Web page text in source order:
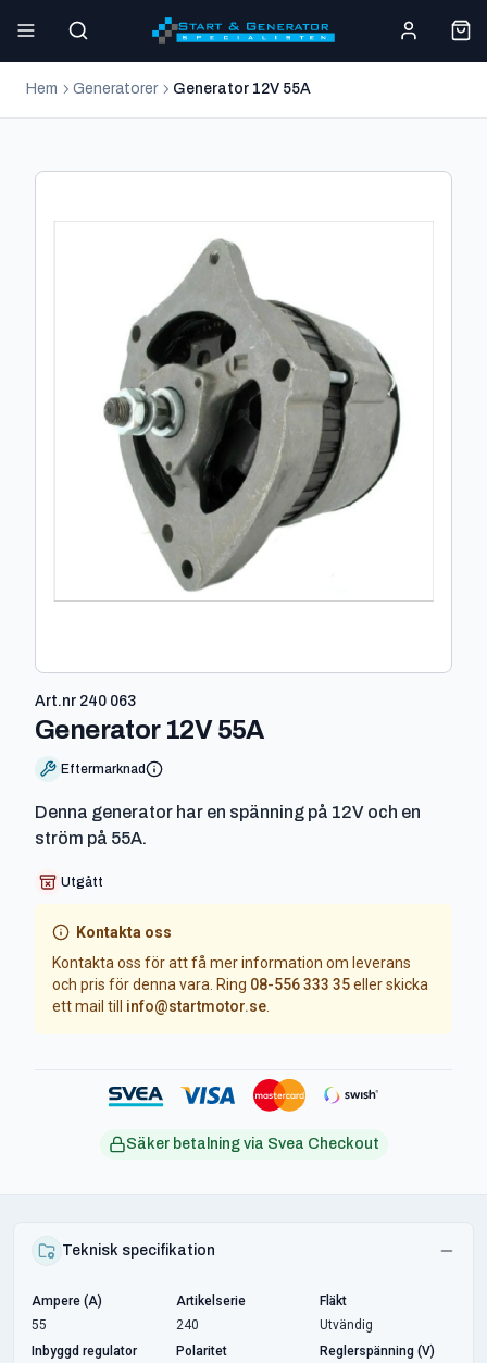
Hem Generatorer Generator 12V 55A
Art.nr 240 063
Generator 12V 55A-
Eftermarknad
Denna generator har en spänning på 12V och en
ström på 55A.
Utgått
Kontakta oss
Kontakta oss för att få mer information om leverans
och pris för denna vara. Ring 08-556 333 35eller skicka
ett mail till
info@startmotor.se
Säker betalning via Svea Checkout
Teknisk specifikation
Ampere (A)
55
Artikelserie
240
Fläkt
Utvändig
Inbyggd regulator
Polaritet
Reglerspänning (V)